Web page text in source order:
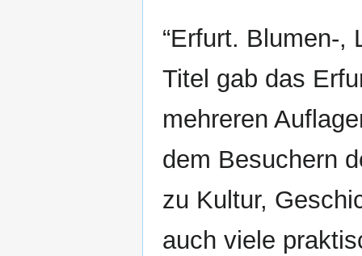
“Erfurt. Blumen-,
Titel gab das
mehreren
dem Besuchern
zu Kultur,
auch viele